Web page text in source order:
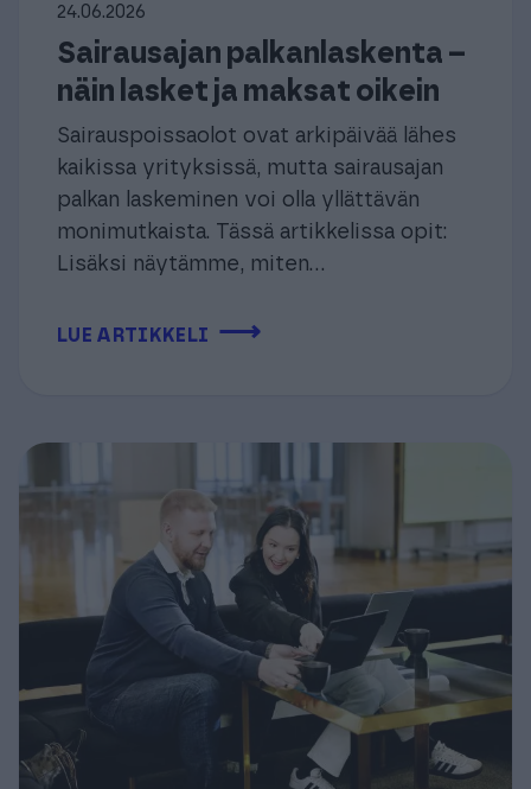
24.06.2026
Sairausajan palkanlaskenta –
näin lasket ja maksat oikein
Sairauspoissaolot ovat arkipäivää lähes
kaikissa yrityksissä, mutta sairausajan
palkan laskeminen voi olla yllättävän
monimutkaista. Tässä artikkelissa opit:
Lisäksi näytämme, miten...
LUE ARTIKKELI ⟶